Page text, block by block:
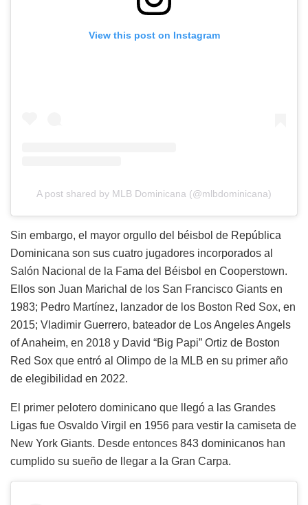
View this post on Instagram
A post shared by MLB Dominicana (@mlbdominicana)
Sin embargo, el mayor orgullo del béisbol de República
Dominicana son sus cuatro jugadores incorporados al
Salón Nacional de la Fama del Béisbol en Cooperstown.
Ellos son Juan Marichal de los San Francisco Giants en
1983; Pedro Martínez, lanzador de los Boston Red Sox, en
2015; Vladimir Guerrero, bateador de Los Angeles Angels
of Anaheim, en 2018 y David “Big Papi” Ortiz de Boston
Red Sox que entró al Olimpo de la MLB en su primer año
de elegibilidad en 2022.
El primer pelotero dominicano que llegó a las Grandes
Ligas fue Osvaldo Virgil en 1956 para vestir la camiseta de
New York Giants. Desde entonces 843 dominicanos han
cumplido su sueño de llegar a la Gran Carpa.